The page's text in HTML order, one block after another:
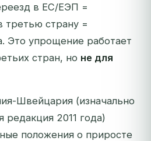
в ЕС/ЕЭП =
третью страну =
Это упрощение работает
стран, но не для
Швейцария (изначально
редакция 2011 года)
положения о приросте